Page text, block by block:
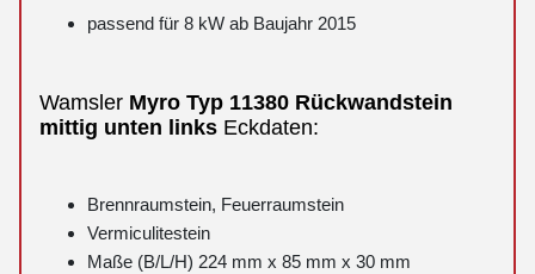
passend für 8 kW ab Baujahr 2015
Wamsler Myro Typ 11380 Rückwandstein
mittig unten links Eckdaten:
Brennraumstein, Feuerraumstein
Vermiculitestein
Maße (B/L/H) 224 mm x 85 mm x 30 mm